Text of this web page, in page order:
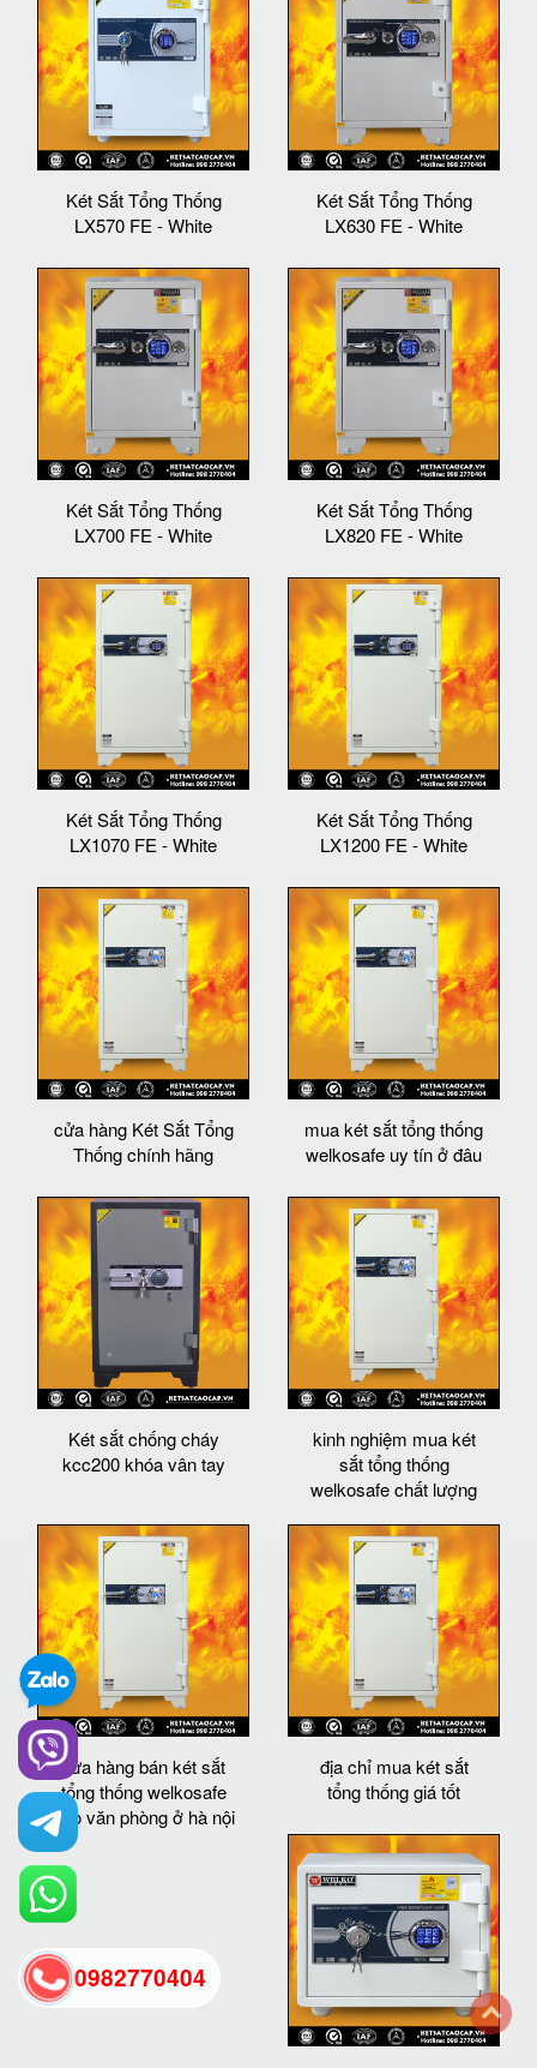
Két Sắt Tổng Thống
LX570 FE - White
Két Sắt Tổng Thống
LX630 FE - White
Két Sắt Tổng Thống
LX700 FE - White
Két Sắt Tổng Thống
LX820 FE - White
Két Sắt Tổng Thống
LX1070 FE - White
Két Sắt Tổng Thống
LX1200 FE - White
cửa hàng Két Sắt Tổng
Thống chính hãng
mua két sắt tổng thống
welkosafe uy tín ở đâu
Két sắt chống cháy
kcc200 khóa vân tay
kinh nghiệm mua két
sắt tổng thống
welkosafe chất lượng
cửa hàng bán két sắt
tổng thống welkosafe
cho văn phòng ở hà nội
địa chỉ mua két sắt
tổng thống giá tốt
0982770404
back